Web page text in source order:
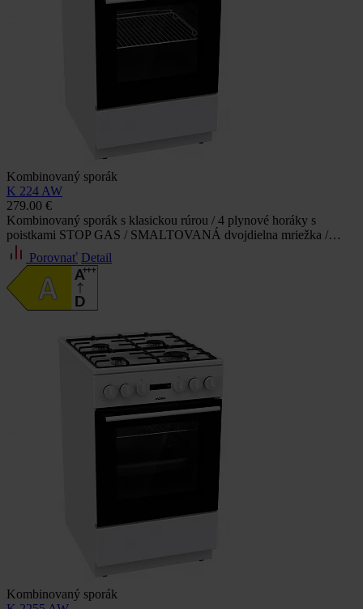
Kombinovaný sporák
K 224 AW
279.00 €
Kombinovaný sporák s klasickou rúrou / 4 plynové horáky s
poistkami STOP GAS / SMALTOVANÁ dvojdielna mriežka /…
Porovnať Detail
Kombinovaný sporák